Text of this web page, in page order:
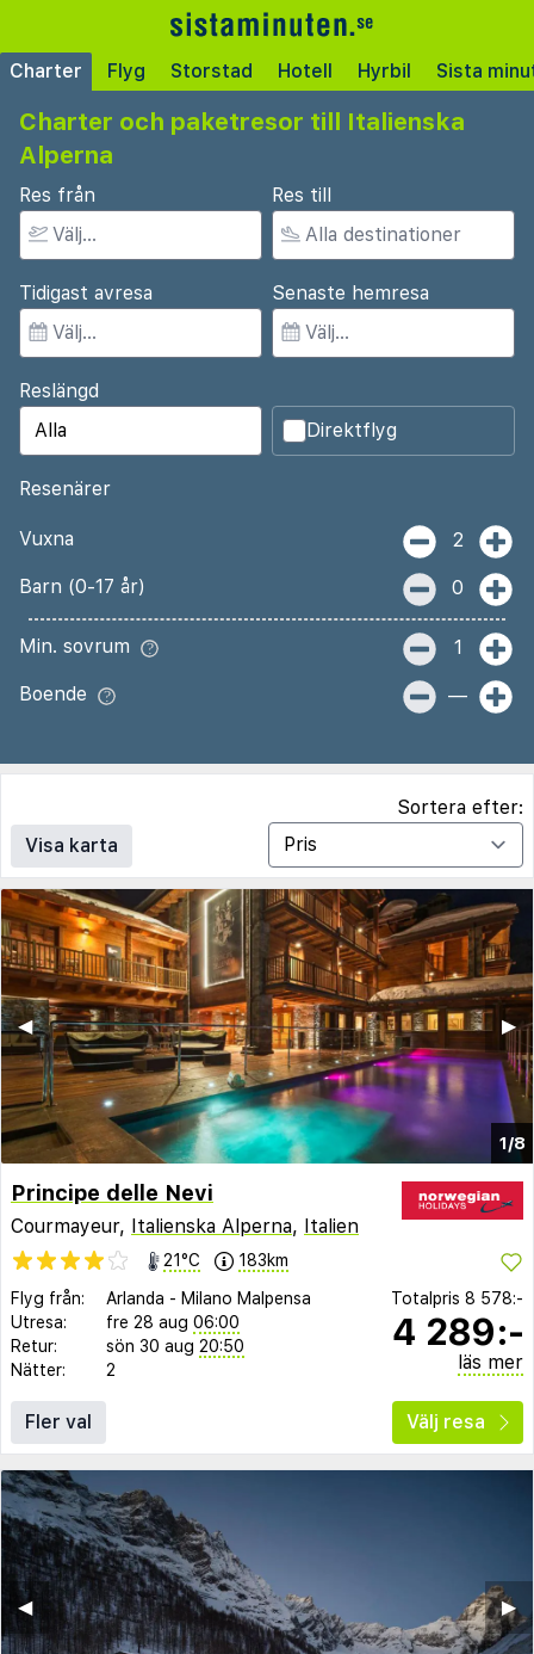
Charter Flyg Storstad Hotell Hyrbil Sista
Charter och paketresor till Italienska
Alperna
Res från Res till
Tidigast avresa Senaste hemresa
Reslängd
Direktflyg
Resenärer
Vuxna 2
Barn (0-17 år) 0
Min. sovrum 1
Boende —
Visa karta
Sortera efter:
1/8
▶︎
◀︎
Principe delle Nevi
Courmayeur, Italienska Alperna, Italien
21°C
183km
Flyg från:
Arlanda - Milano Malpensa
Utresa:
fre 28 aug 06:00
Retur:
sön 30 aug 20:50
Nätter:
2
Totalpris 8 578:-
4 289:-
läs mer
Fler val Välj resa
▶︎
◀︎